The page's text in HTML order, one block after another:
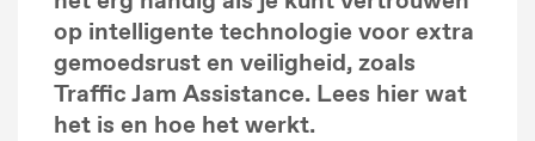
op intelligente technologie voor extra
gemoedsrust en veiligheid, zoals
Traffic Jam Assistance. Lees hier wat
het is en hoe het werkt.